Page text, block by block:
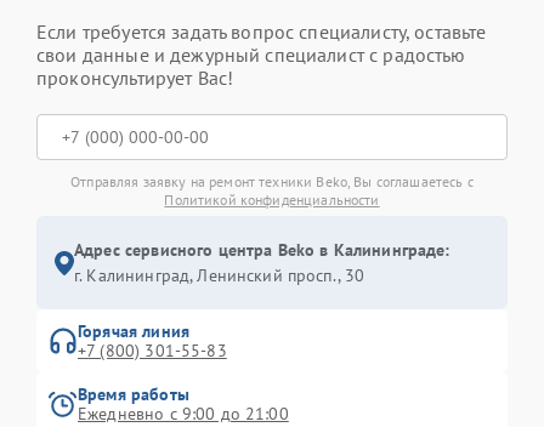
Если требуется задать вопрос специалисту, оставьте
свои данные и дежурный специалист с радостью
проконсультирует Вас!
Отправляя заявку на ремонт техники Beko, Вы соглашаетесь с
Политикой конфиденциальности
Адрес сервисного центра Beko в Калининграде:
г. Калининград, Ленинский просп., 30
Горячая линия
+7 (800) 301-55-83
Время работы
Ежедневно с 9:00 до 21:00